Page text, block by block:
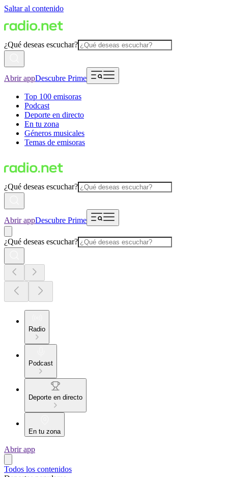
Saltar al contenido
¿Qué deseas escuchar?
Abrir appDescubre Prime
Top 100 emisoras
Podcast
Deporte en directo
En tu zona
Géneros musicales
Temas de emisoras
¿Qué deseas escuchar?
Abrir appDescubre Prime
¿Qué deseas escuchar?
Radio
Podcast
Deporte en directo
En tu zona
Abrir app
Todos los contenidos